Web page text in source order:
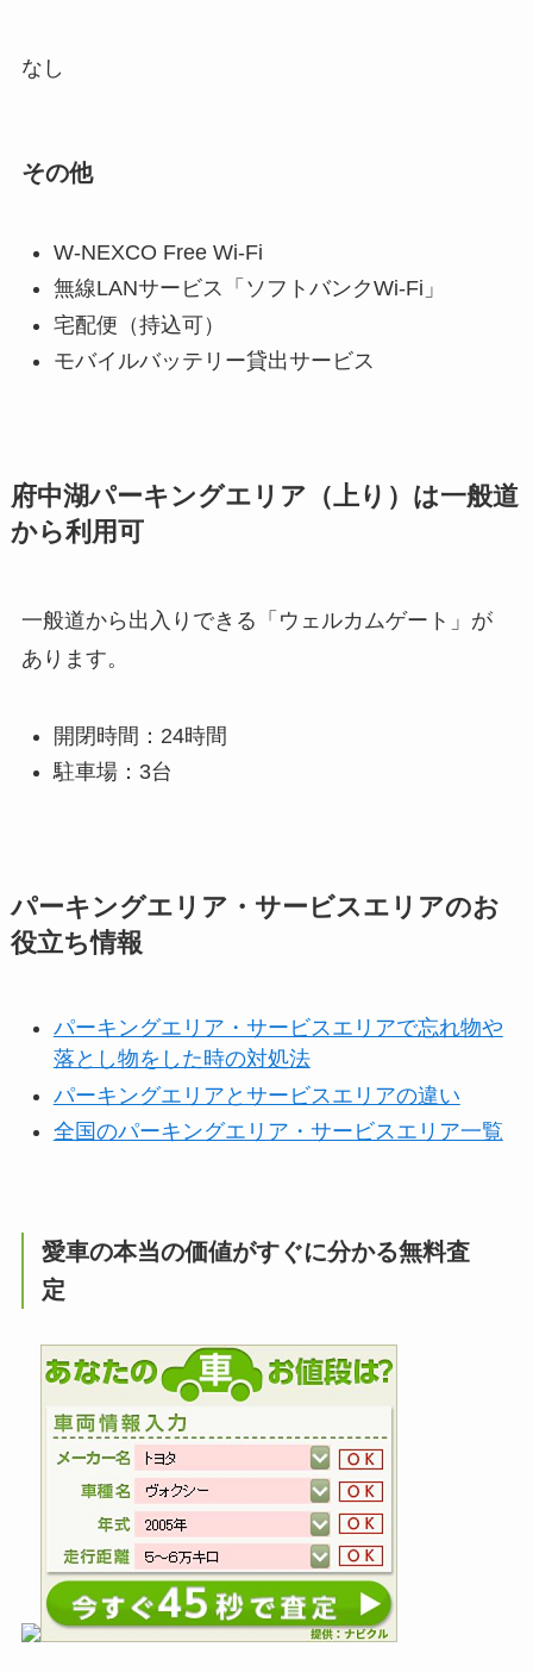
なし
その他
W-NEXCO Free Wi-Fi
無線LANサービス「ソフトバンクWi-Fi」
宅配便（持込可）
モバイルバッテリー貸出サービス
府中湖パーキングエリア（上り）は一般道
から利用可
一般道から出入りできる「ウェルカムゲート」が
あります。
開閉時間：24時間
駐車場：3台
パーキングエリア・サービスエリアのお
役立ち情報
パーキングエリア・サービスエリアで忘れ物や
落とし物をした時の対処法
パーキングエリアとサービスエリアの違い
全国のパーキングエリア・サービスエリア一覧
愛車の本当の価値がすぐに分かる無料査
定